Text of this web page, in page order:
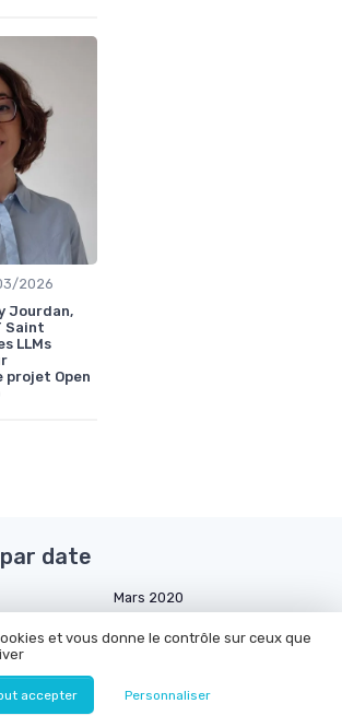
2026
Jourdan,
Saint
LLMs
projet Open
date
Mars 2020
et vous donne le contrôle sur ceux que
accepter Personnaliser